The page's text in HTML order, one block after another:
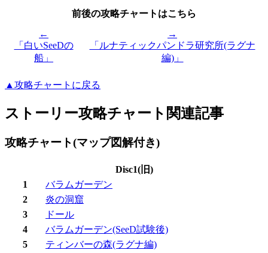
前後の攻略チャートはこちら
←
「白いSeeDの
船」
→
「ルナティックパンドラ研究所(ラグナ
編)」
▲攻略チャートに戻る
ストーリー攻略チャート関連記事
攻略チャート(マップ図解付き)
Disc1(旧)
1
バラムガーデン
2
炎の洞窟
3
ドール
4
バラムガーデン(SeeD試験後)
5
ティンバーの森(ラグナ編)